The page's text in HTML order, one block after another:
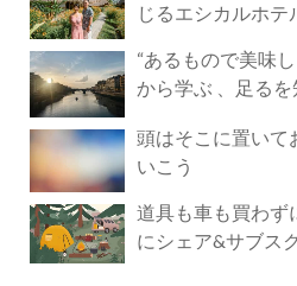
じるエシカルホテ
“あるもので美味
から学ぶ 、足る
頭はそこに置いて
いこう
道具も車も買わず
にシェア&サブス